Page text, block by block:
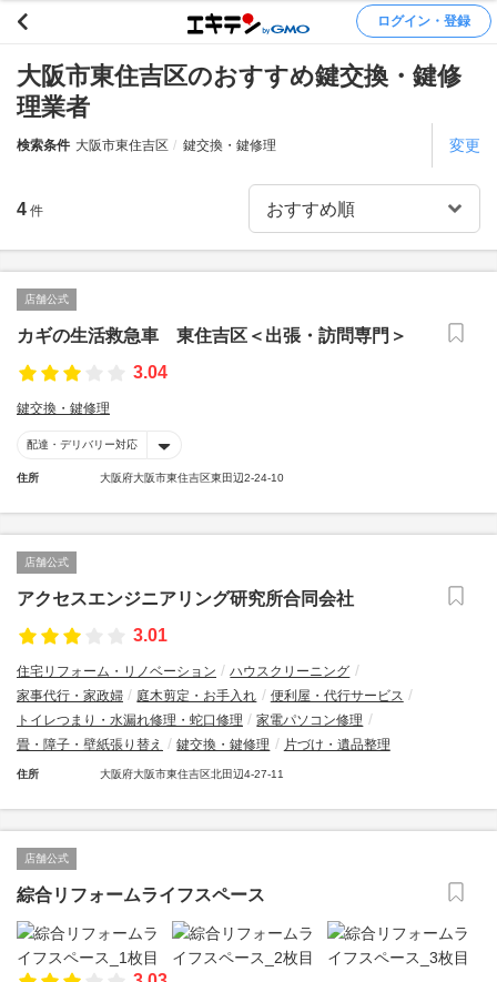
ログイン・登録
大阪市東住吉区のおすすめ鍵交換・鍵修
理業者
検索条件 大阪市東住吉区 鍵交換・鍵修理 変更
4 件
店舗公式
カギの生活救急車 東住吉区＜出張・訪問専門＞
3.04
鍵交換・鍵修理
配達・デリバリー対応
住所 大阪府大阪市東住吉区東田辺2-24-10
店舗公式
アクセスエンジニアリング研究所合同会社
3.01
住宅リフォーム・リノベーション
ハウスクリーニング
家事代行・家政婦
庭木剪定・お手入れ
便利屋・代行サービス
トイレつまり・水漏れ修理・蛇口修理
家電パソコン修理
畳・障子・壁紙張り替え
鍵交換・鍵修理 片づけ・遺品整理
住所 大阪府大阪市東住吉区北田辺4-27-11
店舗公式
綜合リフォームライフスペース